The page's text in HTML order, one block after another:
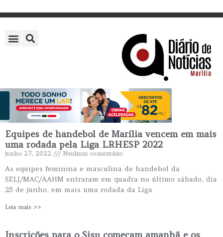
Equipes de handebol de Marília vencem em mais
uma rodada pela Liga LRHESP 2022
junho 27, 2022 Nenhum comentário
As equipes feminina e masculina de handebol da
SELJ/MAC/AAHM entraram em quadra no último sábado, dia
25 de junho, em mais uma rodada da Liga
Leia mais >>